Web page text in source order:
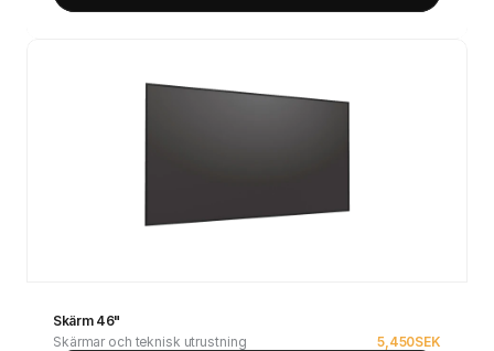
Skärm 46"
Skärmar och teknisk utrustning
5,450SEK